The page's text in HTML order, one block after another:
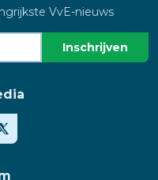
VvE-nieuws